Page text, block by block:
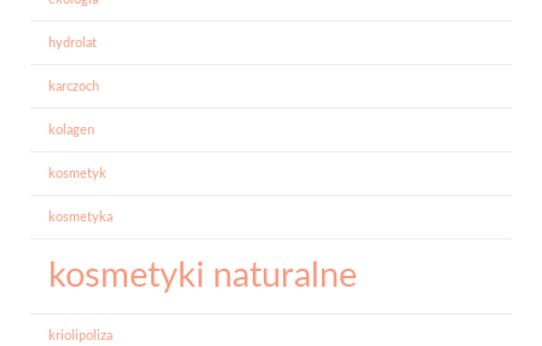
hydrolat
karczoch
kolagen
kosmetyk
kosmetyka
kosmetyki naturalne
kriolipoliza